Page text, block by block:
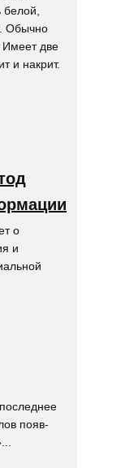
белой,
Обычно
Имеет две
и накрит.
о
и
появ-